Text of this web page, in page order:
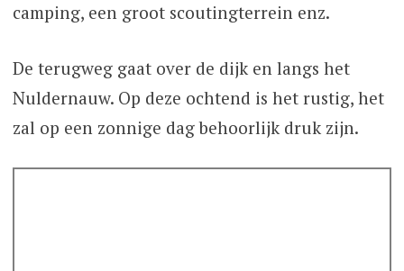
camping, een groot scoutingterrein enz.
De terugweg gaat over de dijk en langs het
Nuldernauw. Op deze ochtend is het rustig, het
zal op een zonnige dag behoorlijk druk zijn.